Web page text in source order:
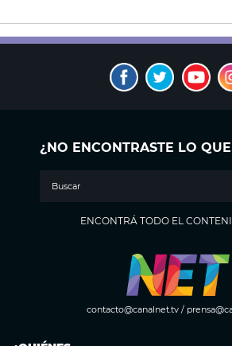
¿NO ENCONTRASTE LO
ENCONTRÁ TODO EL
contacto@canalnet.tv/